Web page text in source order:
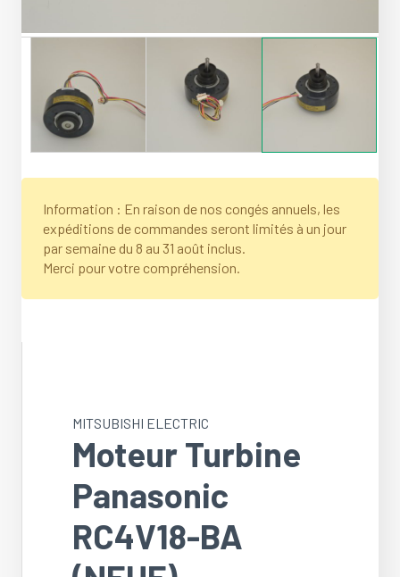
Information : En raison de nos congés annuels, les
expéditions de commandes seront limités à un jour
par semaine du 8 au 31 août inclus.
Merci pour votre compréhension.
MITSUBISHI ELECTRIC
Moteur Turbine
Panasonic
RC4V18-BA